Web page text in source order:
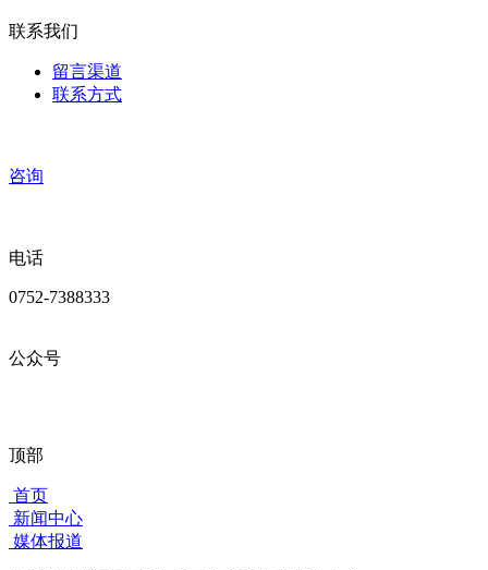
联系我们
留言渠道
联系方式
咨询
电话
0752-7388333
公众号
顶部
首页
新闻中心
媒体报道